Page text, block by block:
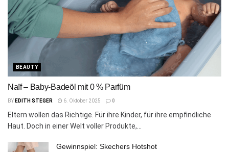
BEAUTY
Naïf – Baby-Badeöl mit 0 % Parfüm
BY EDITH STEGER 6. Oktober 2025 0
Eltern wollen das Richtige. Für ihre Kinder, für ihre empfindliche
Haut. Doch in einer Welt voller Produkte,...
Gewinnspiel: Skechers Hotshot